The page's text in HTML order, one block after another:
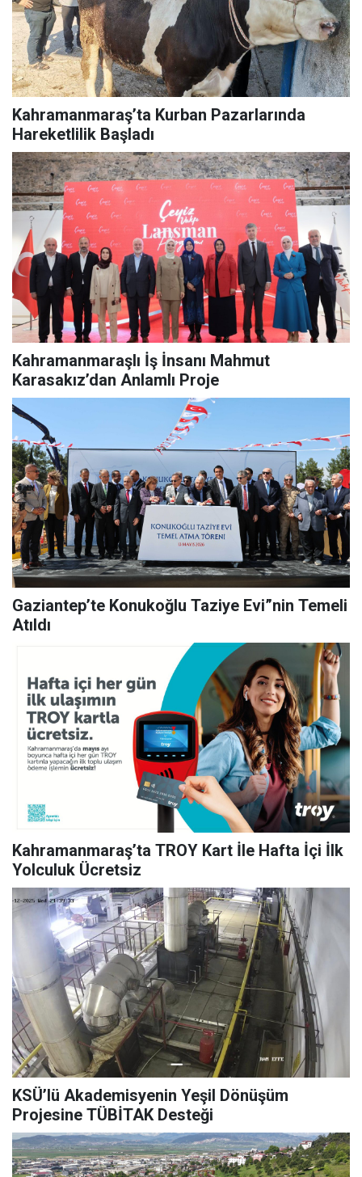
Kahramanmaraş’ta Kurban Pazarlarında
Hareketlilik Başladı
Kahramanmaraşlı İş İnsanı Mahmut
Karasakız’dan Anlamlı Proje
Gaziantep’te Konukoğlu Taziye Evi”nin Temeli
Atıldı
Kahramanmaraş’ta TROY Kart İle Hafta İçi İlk
Yolculuk Ücretsiz
KSÜ’lü Akademisyenin Yeşil Dönüşüm
Projesine TÜBİTAK Desteği